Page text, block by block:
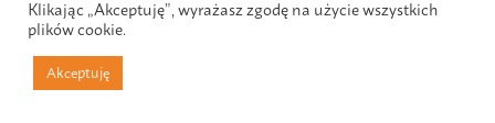
Klikając „Akceptuję”, wyrażasz zgodę na użycie wszystkich
plików cookie.
Akceptuję